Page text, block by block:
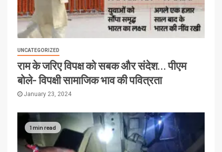
UNCATEGORIZED
राम के जरिए विपक्ष को सबक और संदेश… पीएम
बोले- विपक्षी सामाजिक भाव की पवित्रता
January 23, 2024
1 min read